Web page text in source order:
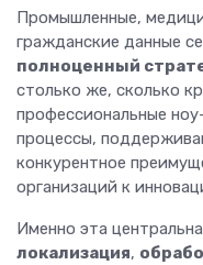
Промышленные,
гражданские данные
полноценный
столько же, сколько
профессиональные
процессы,
конкурентное
организаций к
Именно эта
локализация,